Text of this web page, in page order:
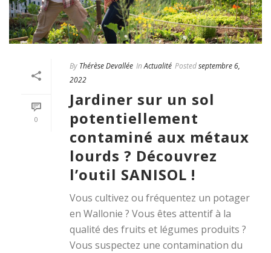
0
By Thérèse Devallée In Actualité Postedseptembre 6,
2022
Jardiner sur un sol
potentiellement
contaminé aux métaux
lourds ? Découvrez
l’outil SANISOL !
Vous cultivez ou fréquentez un potager
en Wallonie ? Vous êtes attentif à la
qualité des fruits et légumes produits ?
Vous suspectez une contamination du